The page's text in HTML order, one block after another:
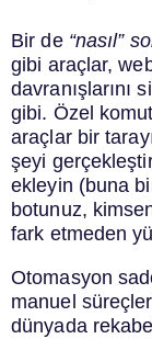
Bir de “nasıl”
gibi araçlar,
davranışlarını
gibi. Özel
araçlar bir
şeyi
ekleyin (buna
botunuz,
fark etmeden
Otomasyon
manuel
dünyada